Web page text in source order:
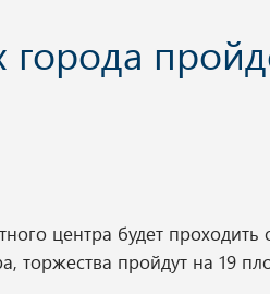
центра будет
торжества пройдут на 19